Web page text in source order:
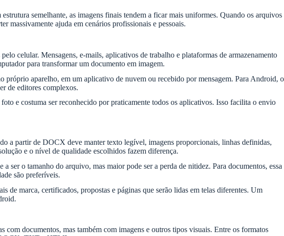
semelhante, as imagens finais tendem a ficar mais uniformes. Quando os arquivos
massivamente ajuda em cenários profissionais e pessoais.
celular. Mensagens, e-mails, aplicativos de trabalho e plataformas de armazenamento
para transformar um documento em imagem.
aparelho, em um aplicativo de nuvem ou recebido por mensagem. Para Android, o
de editores complexos.
e costuma ser reconhecido por praticamente todos os aplicativos. Isso facilita o envio
a partir de DOCX deve manter texto legível, imagens proporcionais, linhas definidas,
e o nível de qualidade escolhidos fazem diferença.
ser o tamanho do arquivo, mas maior pode ser a perda de nitidez. Para documentos, essa
são preferíveis.
marca, certificados, propostas e páginas que serão lidas em telas diferentes. Um
documentos, mas também com imagens e outros tipos visuais. Entre os formatos